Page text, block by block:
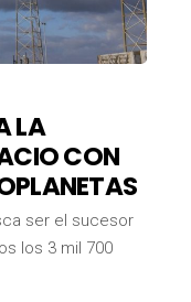
LA
CON
ser el sucesor
los 3 mil 700